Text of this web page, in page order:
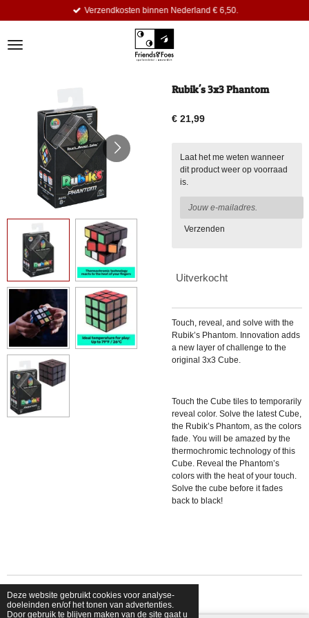
Deze website gebruikt cookies voor analyse-
doeleinden en/of het tonen van advertenties.
Door gebruik te blijven maken van de site gaat u
de
Verzendkosten binnen Nederland € 6,50.
Rubik's 3x3 Phantom
€ 21,99
Laat het me weten wanneer
dit product weer op voorraad
is.
Verzenden
Uitverkocht
Touch, reveal, and solve with the
Rubik’s Phantom. Innovation adds
a new layer of challenge to the
original 3x3 Cube.
Touch the Cube tiles to temporarily
reveal color. Solve the latest Cube,
the Rubik’s Phantom, as the colors
fade. You will be amazed by the
thermochromic technology of this
Cube. Reveal the Phantom’s
colors with the heat of your touch.
Solve the cube before it fades
back to black!
© 2026 shopfriendsfoes